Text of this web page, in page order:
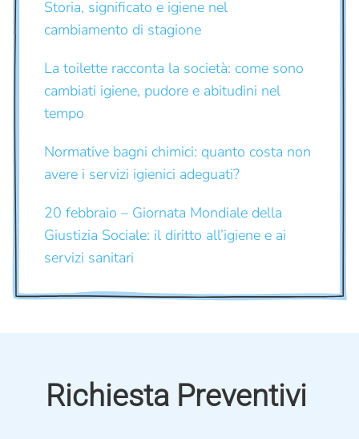
Storia, significato e igiene nel
cambiamento di stagione
La toilette racconta la società: come sono
cambiati igiene, pudore e abitudini nel
tempo
Normative bagni chimici: quanto costa non
avere i servizi igienici adeguati?
20 febbraio – Giornata Mondiale della
Giustizia Sociale: il diritto all’igiene e ai
servizi sanitari
Richiesta Preventivi